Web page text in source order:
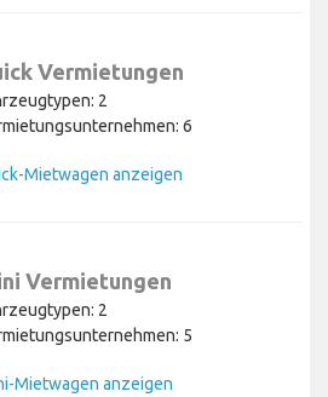
Vermietungen
2
6
Mietwagen anzeigen
Vermietungen
2
5
Mietwagen anzeigen